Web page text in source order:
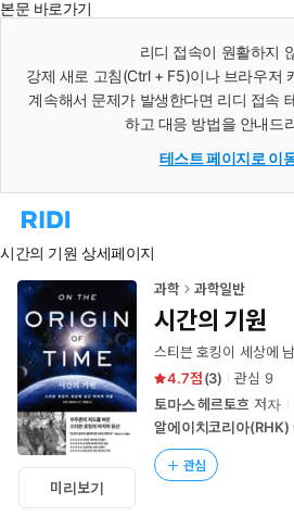
본문 바로가기
리디 접속이 원활하지
강제 새로 고침(Ctrl + F5)이나 브라우저
계속해서 문제가 발생한다면 리디 접속
하고 대응 방법을 안내드
테스트 페이지로 이
리
홈
로
이
동
시간의 기원 상세페이지
미리보기
과학 과학일반
시간의 기원
스티븐 호킹이 세상에
4.7
(3) 관심 9
토마스 헤르토흐 저자
알에이치코리아(RHK)
관심